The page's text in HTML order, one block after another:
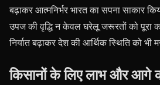
बढ़ाकर आत्मनिर्भर भारत का सपना साकार
उपज की वृद्धि न केवल घरेलू जरूरतों को पूरा
निर्यात बढ़ाकर देश की आर्थिक स्थिति को भी
किसानों के लिए लाभ और आगे